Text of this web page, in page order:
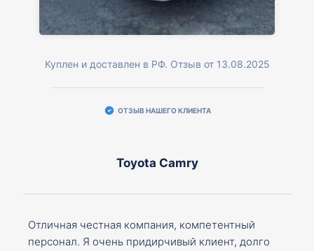
Куплен и доставлен в РФ. Отзыв от 13.08.2025
ОТЗЫВ НАШЕГО КЛИЕНТА
Toyota Camry
Отличная честная компания, компетентный
персонал. Я очень придирчивый клиент, долго